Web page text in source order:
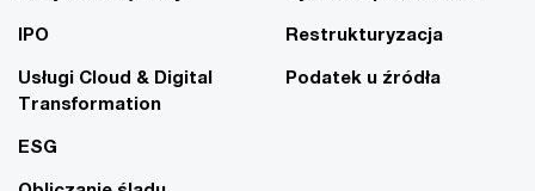
IPO
Usługi Cloud & Digital
Transformation
ESG
Restrukturyzacja
Podatek u źródła